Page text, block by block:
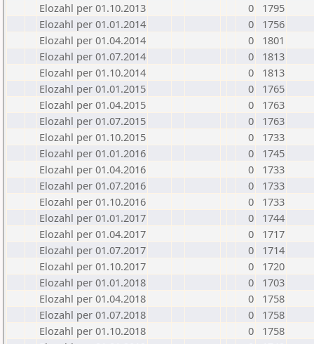
Elozahl per 01.10.2013
0
1795
Elozahl per 01.01.2014
0
1756
Elozahl per 01.04.2014
0
1801
Elozahl per 01.07.2014
0
1813
Elozahl per 01.10.2014
0
1813
Elozahl per 01.01.2015
0
1765
Elozahl per 01.04.2015
0
1763
Elozahl per 01.07.2015
0
1763
Elozahl per 01.10.2015
0
1733
Elozahl per 01.01.2016
0
1745
Elozahl per 01.04.2016
0
1733
Elozahl per 01.07.2016
0
1733
Elozahl per 01.10.2016
0
1733
Elozahl per 01.01.2017
0
1744
Elozahl per 01.04.2017
0
1717
Elozahl per 01.07.2017
0
1714
Elozahl per 01.10.2017
0
1720
Elozahl per 01.01.2018
0
1703
Elozahl per 01.04.2018
0
1758
Elozahl per 01.07.2018
0
1758
Elozahl per 01.10.2018
0
1758